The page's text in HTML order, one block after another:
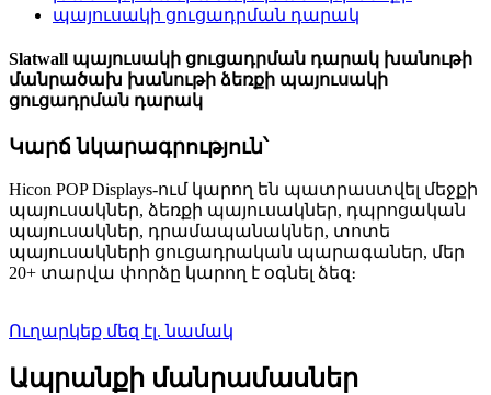
Slatwall պայուսակի ցուցադրման դարակ խանութի
մանրածախ խանութի ձեռքի պայուսակի
ցուցադրման դարակ
Կարճ նկարագրություն՝
Hicon POP Displays-ում կարող են պատրաստվել մեջքի
պայուսակներ, ձեռքի պայուսակներ, դպրոցական
պայուսակներ, դրամապանակներ, տոտե
պայուսակների ցուցադրական պարագաներ, մեր
20+ տարվա փորձը կարող է օգնել ձեզ։
Ուղարկեք մեզ էլ. նամակ
Ապրանքի մանրամասներ